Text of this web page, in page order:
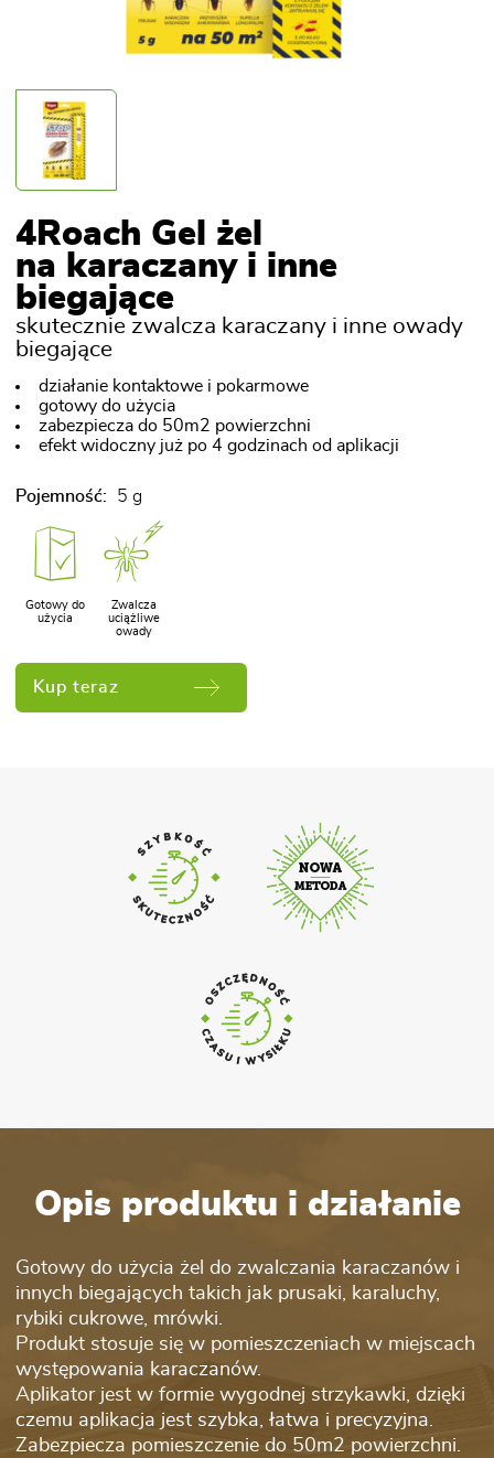
4Roach Gel żel
na karaczany i inne
biegające
skutecznie zwalcza karaczany i inne owady
biegające
działanie kontaktowe i pokarmowe
gotowy do użycia
zabezpiecza do 50m2 powierzchni
efekt widoczny już po 4 godzinach od aplikacji
Pojemność: 5 g
Gotowy do
użycia
Zwalcza
uciążliwe
owady
Kup teraz
Opis produktu i działanie
Gotowy do użycia żel do zwalczania karaczanów i
innych biegających takich jak prusaki, karaluchy,
rybiki cukrowe, mrówki.
Produkt stosuje się w pomieszczeniach w miejscach
występowania karaczanów.
Aplikator jest w formie wygodnej strzykawki, dzięki
czemu aplikacja jest szybka, łatwa i precyzyjna.
Zabezpiecza pomieszczenie do 50m2 powierzchni.